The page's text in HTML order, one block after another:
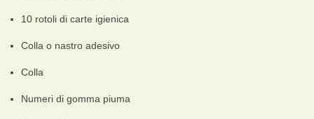
10 rotoli di carte igienica
Colla o nastro adesivo
Colla
Numeri di gomma piuma